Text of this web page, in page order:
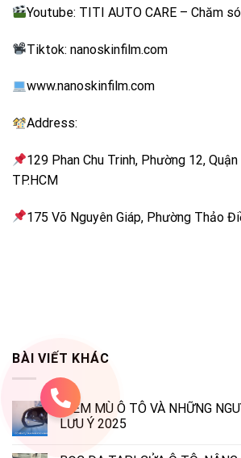
Youtube: TITI AUTO CARE – Chăm
Tiktok: nanoskinfilm.com
www.nanoskinfilm.com
Address:
129 Phan Chu Trinh, Phường 12,
TP.HCM
175 Võ Nguyên Giáp, Phường Thảo
BÀI VIẾT KHÁC
ĐIỂM MÙ Ô TÔ VÀ NHỮNG
LƯU Ý 2025